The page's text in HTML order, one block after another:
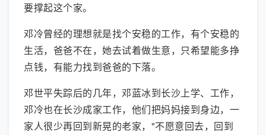
要撑起这个家。
邓冷曾经的理想就是找个安稳的工作，有个安稳的
生活，爸爸不在，她去试着做生意，只希望能多挣
点钱，有能力找到爸爸的下落。
邓世平失踪后的几年，邓蓝冰到长沙上学、工作，
邓冷也在长沙成家工作，他们把妈妈接到身边，一
家人很少再回到新晃的老家，"不愿意回去，回到